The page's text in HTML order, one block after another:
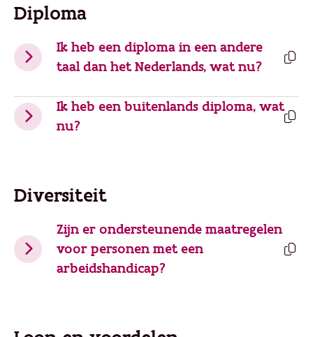
Diploma
Ik heb een diploma in een andere
taal dan het Nederlands, wat nu?
Ik heb een buitenlands diploma, wat
nu?
Diversiteit
Zijn er ondersteunende maatregelen
voor personen met een
arbeidshandicap?